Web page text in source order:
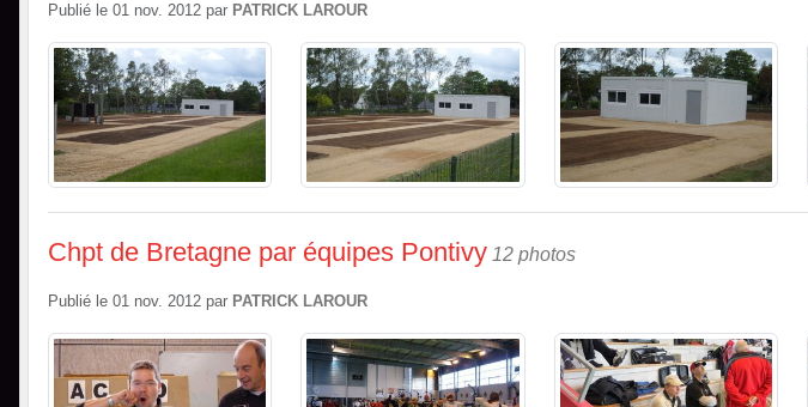
Publié le 01 nov. 2012 par PATRICK LAROUR
Chpt de Bretagne par équipes Pontivy 12 photos
Publié le 01 nov. 2012 par PATRICK LAROUR